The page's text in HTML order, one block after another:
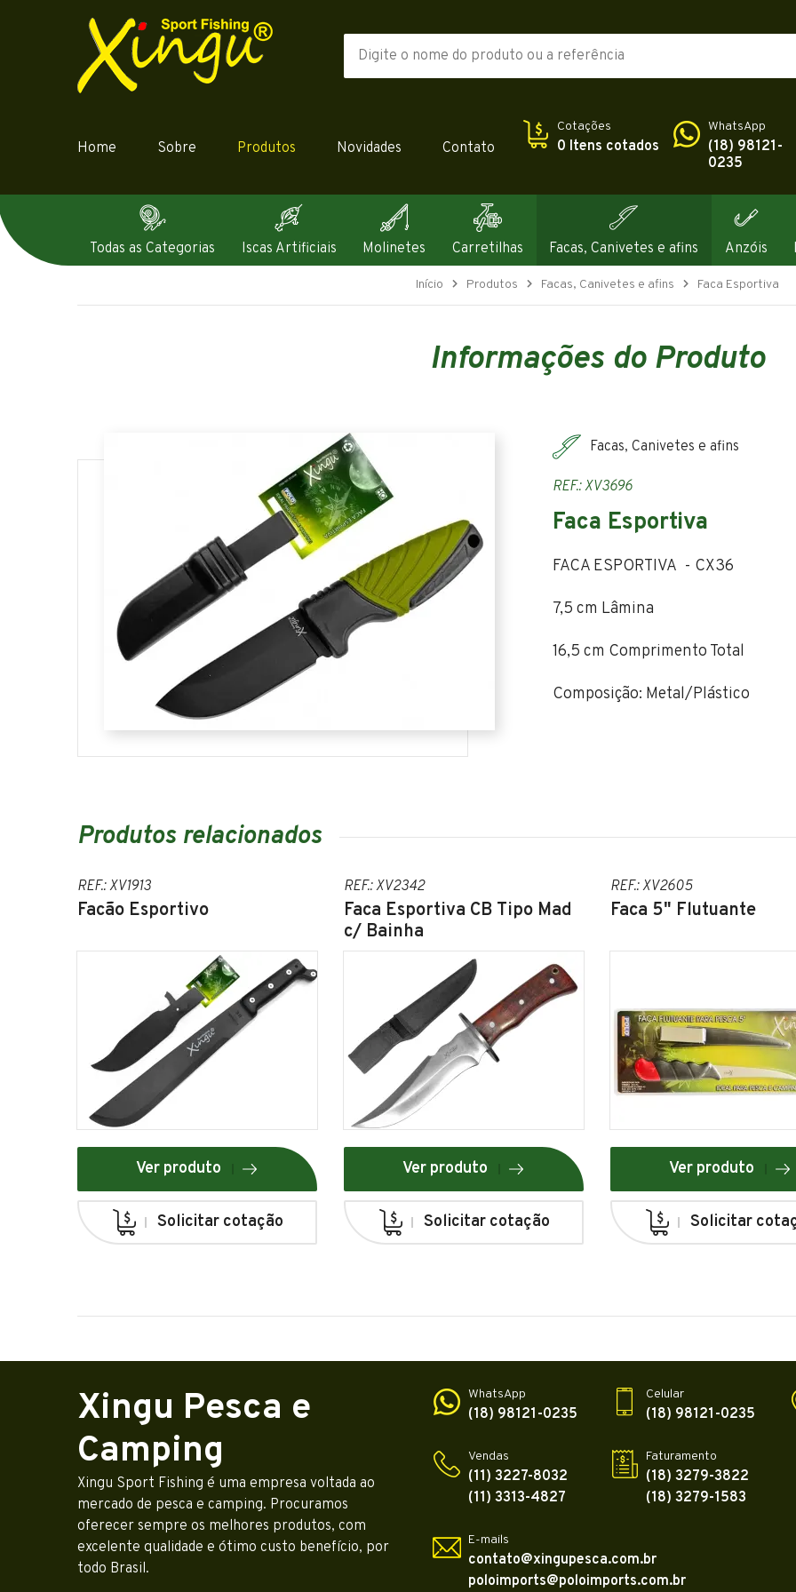
Home Sobre Produtos Novidades Contato
Cotações
0 Itens cotados
WhatsApp
(18) 98121-
0235
Todas as Categorias Iscas Artificiais Molinetes Carretilhas Facas, Canivetes e afins Anzóis
Início Produtos Facas, Canivetes e afins Faca Esportiva
Informações do Produto
Facas, Canivetes e afins
REF.: XV3696
Faca Esportiva
FACA ESPORTIVA - CX36
7,5 cm Lâmina
16,5 cm Comprimento Total
Composição: Metal/Plástico
Produtos relacionados
REF.: XV1913
Facão Esportivo
Ver produto
Solicitar cotação
REF.: XV2342
Faca Esportiva CB Tipo Mad
c/ Bainha
Ver produto
Solicitar cotação
REF.: XV2605
Faca 5" Flutuante
Ver produto
Solicitar
Xingu Pesca e
Camping
Xingu Sport Fishing é uma empresa voltada ao
mercado de pesca e camping. Procuramos
oferecer sempre os melhores produtos, com
excelente qualidade e ótimo custo benefício, por
todo Brasil.
WhatsApp
(18) 98121-0235
Celular
(18) 98121-0235
Vendas
(11) 3227-8032
(11) 3313-4827
Faturamento
(18) 3279-3822
(18) 3279-1583
E-mails
contato@xingupesca.com.br
poloimports@poloimports.com.br